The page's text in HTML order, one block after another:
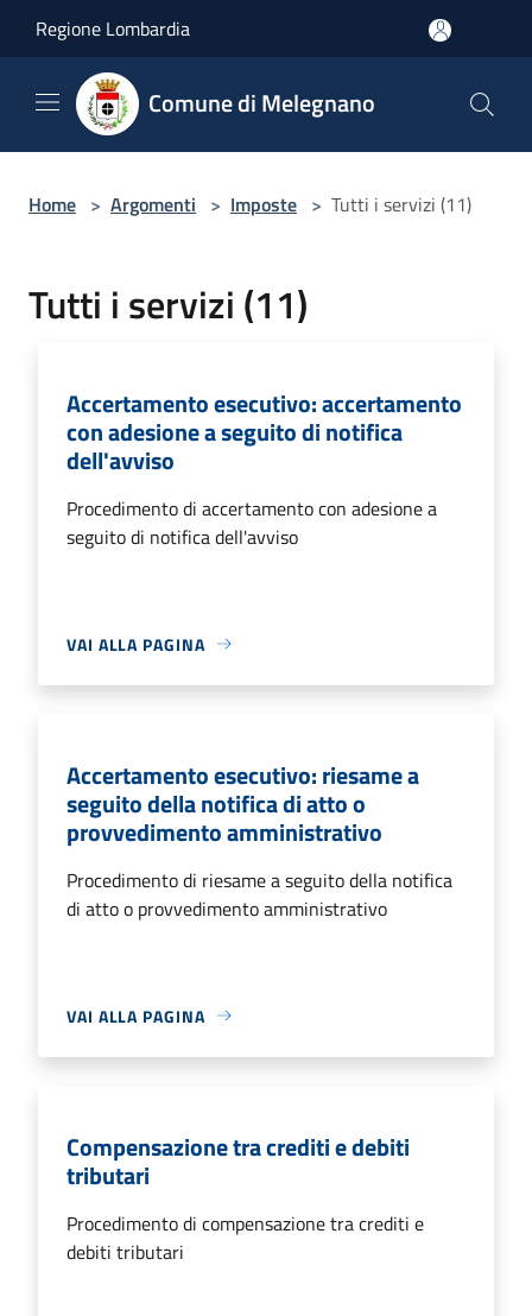
Regione Lombardia
Comune di Melegnano
Home > Argomenti > Imposte > Tutti i servizi (11)
Tutti i servizi (11)
Accertamento esecutivo: accertamento
con adesione a seguito di notifica
dell'avviso
Procedimento di accertamento con adesione a
seguito di notifica dell'avviso
VAI ALLA PAGINA
Accertamento esecutivo: riesame a
seguito della notifica di atto o
provvedimento amministrativo
Procedimento di riesame a seguito della notifica
di atto o provvedimento amministrativo
VAI ALLA PAGINA
Compensazione tra crediti e debiti
tributari
Procedimento di compensazione tra crediti e
debiti tributari